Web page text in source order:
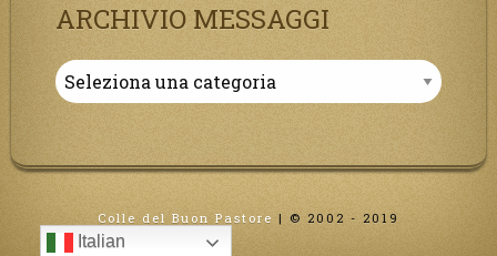
ARCHIVIO MESSAGGI
Archivio
Messaggi
Colle del Buon Pastore | © 2002 - 2019
Italian